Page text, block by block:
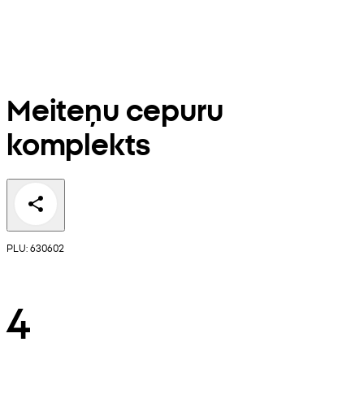
Meiteņu cepuru
komplekts
PLU: 630602
4